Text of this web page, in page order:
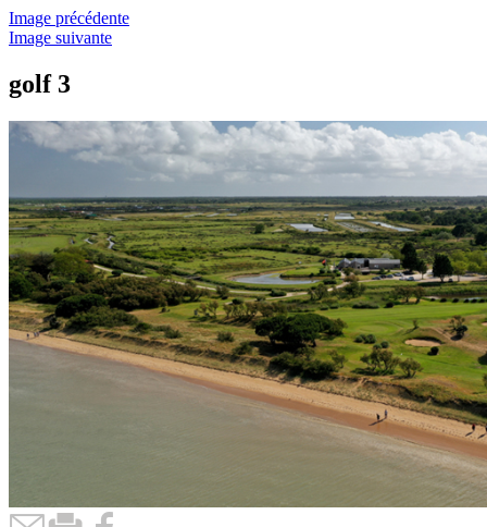
Image précédente
Image suivante
golf 3